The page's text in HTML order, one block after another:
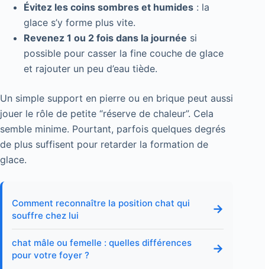
Évitez les coins sombres et humides : la
glace s’y forme plus vite.
Revenez 1 ou 2 fois dans la journée si
possible pour casser la fine couche de glace
et rajouter un peu d’eau tiède.
Un simple support en pierre ou en brique peut aussi
jouer le rôle de petite “réserve de chaleur”. Cela
semble minime. Pourtant, parfois quelques degrés
de plus suffisent pour retarder la formation de
glace.
Comment reconnaître la position chat qui
souffre chez lui
→
chat mâle ou femelle : quelles différences
pour votre foyer ?
→